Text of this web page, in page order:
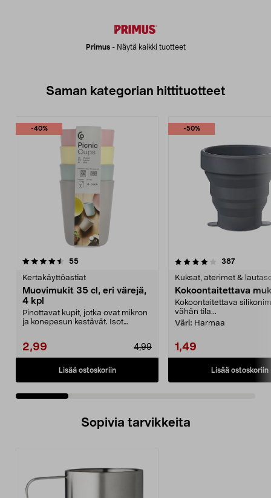
Primus- Näytä kaikki tuotteet
Saman kategorian hittituotteet
-40%
55arvostelut
Kertakäyttöastiat
Muovimukit 35 cl, eri värejä,
4 kpl
Pinottavat kupit, jotka ovat mikron
ja konepesun kestävät. Isot
2,99 4,99
Lisää ostoskoriin
-50%
4.0 viidestä
387arvostelut
Kuksat, aterimet &
Kokoontaitettava
Kokoontaitettava
vähän tila...
Väri: Harmaa
1,49
Lisää ostoskoriin
4.5 viidestä
Sopivia tarvikkeita